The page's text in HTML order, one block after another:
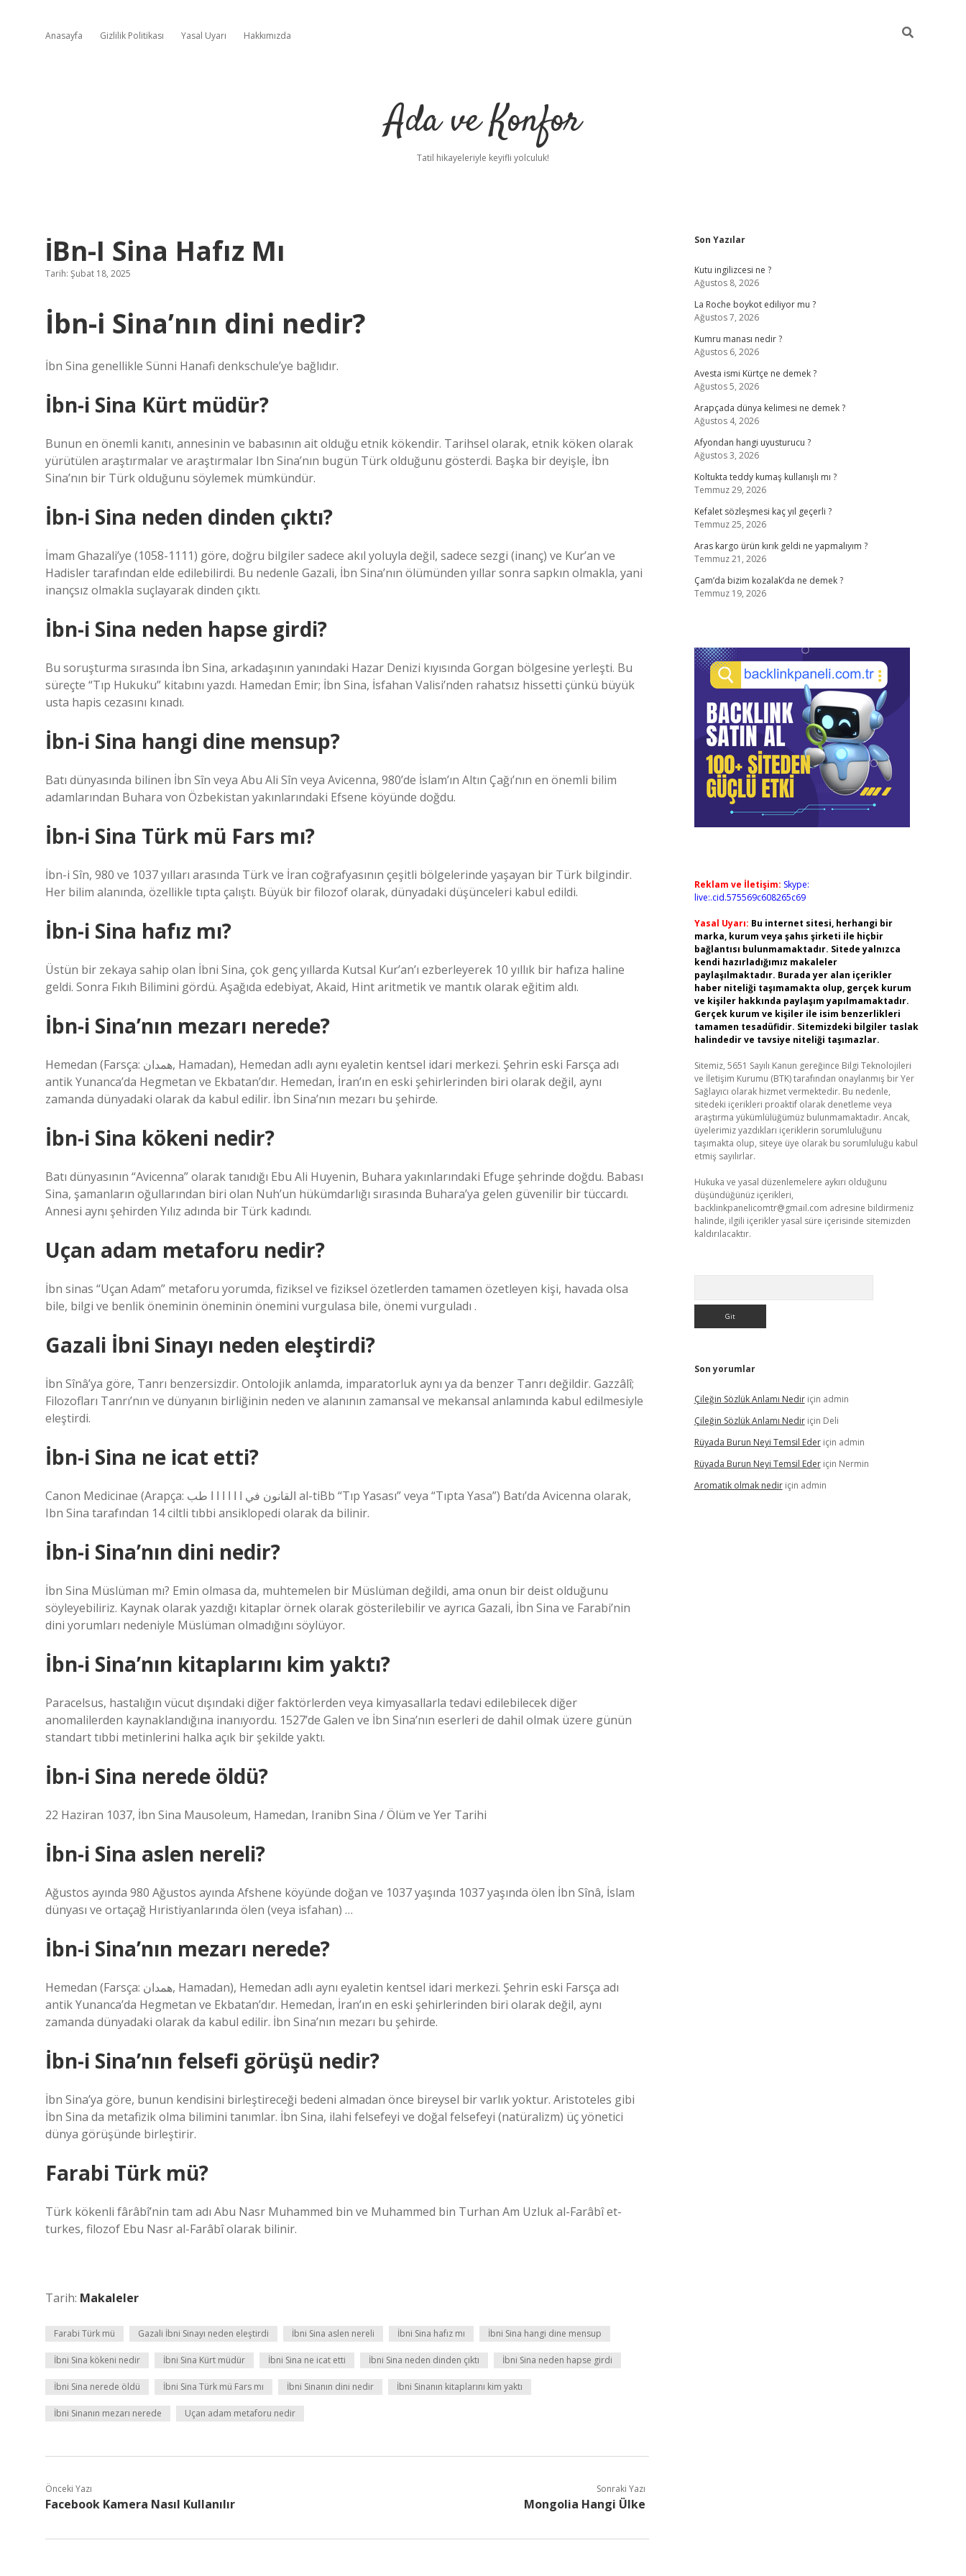
Anasayfa Gizlilik Politikası Yasal Uyarı Hakkımızda
Ada ve Konfor
Tatil hikayeleriyle keyifli yolculuk!
İBn-I Sina Hafız Mı
Tarih: Şubat 18, 2025
İbn-i Sina’nın dini nedir?
İbn Sina genellikle Sünni Hanafi denkschule’ye bağlıdır.
İbn-i Sina Kürt müdür?
Bunun en önemli kanıtı, annesinin ve babasının ait olduğu etnik kökendir. Tarihsel olarak, etnik köken olarak
yürütülen araştırmalar ve araştırmalar Ibn Sina’nın bugün Türk olduğunu gösterdi. Başka bir deyişle, İbn
Sina’nın bir Türk olduğunu söylemek mümkündür.
İbn-i Sina neden dinden çıktı?
İmam Ghazali’ye (1058-1111) göre, doğru bilgiler sadece akıl yoluyla değil, sadece sezgi (inanç) ve Kur’an ve
Hadisler tarafından elde edilebilirdi. Bu nedenle Gazali, İbn Sina’nın ölümünden yıllar sonra sapkın olmakla, yani
inançsız olmakla suçlayarak dinden çıktı.
İbn-i Sina neden hapse girdi?
Bu soruşturma sırasında İbn Sina, arkadaşının yanındaki Hazar Denizi kıyısında Gorgan bölgesine yerleşti. Bu
süreçte “Tıp Hukuku” kitabını yazdı. Hamedan Emir; İbn Sina, İsfahan Valisi’nden rahatsız hissetti çünkü büyük
usta hapis cezasını kınadı.
İbn-i Sina hangi dine mensup?
Batı dünyasında bilinen İbn Sîn veya Abu Ali Sîn veya Avicenna, 980’de İslam’ın Altın Çağı’nın en önemli bilim
adamlarından Buhara von Özbekistan yakınlarındaki Efsene köyünde doğdu.
İbn-i Sina Türk mü Fars mı?
İbn-i Sîn, 980 ve 1037 yılları arasında Türk ve İran coğrafyasının çeşitli bölgelerinde yaşayan bir Türk bilgindir.
Her bilim alanında, özellikle tıpta çalıştı. Büyük bir filozof olarak, dünyadaki düşünceleri kabul edildi.
İbn-i Sina hafız mı?
Üstün bir zekaya sahip olan İbni Sina, çok genç yıllarda Kutsal Kur’an’ı ezberleyerek 10 yıllık bir hafıza haline
geldi. Sonra Fıkıh Bilimini gördü. Aşağıda edebiyat, Akaid, Hint aritmetik ve mantık olarak eğitim aldı.
İbn-i Sina’nın mezarı nerede?
Hemedan (Farsça: همدان, Hamadan), Hemedan adlı aynı eyaletin kentsel idari merkezi. Şehrin eski Farsça adı
antik Yunanca’da Hegmetan ve Ekbatan’dır. Hemedan, İran’ın en eski şehirlerinden biri olarak değil, aynı
zamanda dünyadaki olarak da kabul edilir. İbn Sina’nın mezarı bu şehirde.
İbn-i Sina kökeni nedir?
Batı dünyasının “Avicenna” olarak tanıdığı Ebu Ali Huyenin, Buhara yakınlarındaki Efuge şehrinde doğdu. Babası
Sina, şamanların oğullarından biri olan Nuh’un hükümdarlığı sırasında Buhara’ya gelen güvenilir bir tüccardı.
Annesi aynı şehirden Yılız adında bir Türk kadındı.
Uçan adam metaforu nedir?
İbn sinas “Uçan Adam” metaforu yorumda, fiziksel ve fiziksel özetlerden tamamen özetleyen kişi, havada olsa
bile, bilgi ve benlik öneminin öneminin önemini vurgulasa bile, önemi vurguladı .
Gazali İbni Sinayı neden eleştirdi?
İbn Sînâ’ya göre, Tanrı benzersizdir. Ontolojik anlamda, imparatorluk aynı ya da benzer Tanrı değildir. Gazzâlî;
Filozofları Tanrı’nın ve dünyanın birliğinin neden ve alanının zamansal ve mekansal anlamında kabul edilmesiyle
eleştirdi.
İbn-i Sina ne icat etti?
Canon Medicinae (Arapça: القانون في ا ا ا ا ا ا طب al-tiBb “Tıp Yasası” veya “Tıpta Yasa”) Batı’da Avicenna olarak,
Ibn Sina tarafından 14 ciltli tıbbi ansiklopedi olarak da bilinir.
İbn-i Sina’nın dini nedir?
İbn Sina Müslüman mı? Emin olmasa da, muhtemelen bir Müslüman değildi, ama onun bir deist olduğunu
söyleyebiliriz. Kaynak olarak yazdığı kitaplar örnek olarak gösterilebilir ve ayrıca Gazali, İbn Sina ve Farabi’nin
dini yorumları nedeniyle Müslüman olmadığını söylüyor.
İbn-i Sina’nın kitaplarını kim yaktı?
Paracelsus, hastalığın vücut dışındaki diğer faktörlerden veya kimyasallarla tedavi edilebilecek diğer
anomalilerden kaynaklandığına inanıyordu. 1527’de Galen ve İbn Sina’nın eserleri de dahil olmak üzere günün
standart tıbbi metinlerini halka açık bir şekilde yaktı.
İbn-i Sina nerede öldü?
22 Haziran 1037, İbn Sina Mausoleum, Hamedan, Iranibn Sina / Ölüm ve Yer Tarihi
İbn-i Sina aslen nereli?
Ağustos ayında 980 Ağustos ayında Afshene köyünde doğan ve 1037 yaşında 1037 yaşında ölen İbn Sînâ, İslam
dünyası ve ortaçağ Hıristiyanlarında ölen (veya isfahan) …
İbn-i Sina’nın mezarı nerede?
Hemedan (Farsça: همدان, Hamadan), Hemedan adlı aynı eyaletin kentsel idari merkezi. Şehrin eski Farsça adı
antik Yunanca’da Hegmetan ve Ekbatan’dır. Hemedan, İran’ın en eski şehirlerinden biri olarak değil, aynı
zamanda dünyadaki olarak da kabul edilir. İbn Sina’nın mezarı bu şehirde.
İbn-i Sina’nın felsefi görüşü nedir?
İbn Sina’ya göre, bunun kendisini birleştireceği bedeni almadan önce bireysel bir varlık yoktur. Aristoteles gibi
İbn Sina da metafizik olma bilimini tanımlar. İbn Sina, ilahi felsefeyi ve doğal felsefeyi (natüralizm) üç yönetici
dünya görüşünde birleştirir.
Farabi Türk mü?
Türk kökenli fârâbî’nin tam adı Abu Nasr Muhammed bin ve Muhammed bin Turhan Am Uzluk al-Farâbî et-
turkes, filozof Ebu Nasr al-Farâbî olarak bilinir.
Tarih: Makaleler
Farabi Türk mü Gazali İbni Sinayı neden eleştirdi İbni Sina aslen nereli İbni Sina hafız mı İbni Sina hangi dine mensup
İbni Sina kökeni nedir İbni Sina Kürt müdür İbni Sina ne icat etti İbni Sina neden dinden çıktı İbni Sina neden hapse girdi
İbni Sina nerede öldü İbni Sina Türk mü Fars mı İbni Sinanın dini nedir İbni Sinanın kitaplarını kim yaktı
İbni Sinanın mezarı nerede Uçan adam metaforu nedir
Önceki Yazı
Facebook Kamera Nasıl Kullanılır
Sonraki Yazı
Mongolia Hangi Ülke
Sidebar
Son Yazılar
Kutu ingilizcesi ne ?
Ağustos 8, 2026
La Roche boykot ediliyor mu ?
Ağustos 7, 2026
Kumru manası nedir ?
Ağustos 6, 2026
Avesta ismi Kürtçe ne demek ?
Ağustos 5, 2026
Arapçada dünya kelimesi ne demek ?
Ağustos 4, 2026
Afyondan hangi uyusturucu ?
Ağustos 3, 2026
Koltukta teddy kumaş kullanışlı mı ?
Temmuz 29, 2026
Kefalet sözleşmesi kaç yıl geçerli ?
Temmuz 25, 2026
Aras kargo ürün kırık geldi ne yapmalıyım ?
Temmuz 21, 2026
Çam’da bizim kozalak’da ne demek ?
Temmuz 19, 2026
Reklam ve İletişim: Skype:
live:.cid.575569c608265c69
Yasal Uyarı: Bu internet sitesi, herhangi bir
marka, kurum veya şahıs şirketi ile hiçbir
bağlantısı bulunmamaktadır. Sitede yalnızca
kendi hazırladığımız makaleler
paylaşılmaktadır. Burada yer alan içerikler
haber niteliği taşımamakta olup, gerçek kurum
ve kişiler hakkında paylaşım yapılmamaktadır.
Gerçek kurum ve kişiler ile isim benzerlikleri
tamamen tesadüfidir. Sitemizdeki bilgiler taslak
halindedir ve tavsiye niteliği taşımazlar.
Sitemiz, 5651 Sayılı Kanun gereğince Bilgi Teknolojileri
ve İletişim Kurumu (BTK) tarafından onaylanmış bir Yer
Sağlayıcı olarak hizmet vermektedir. Bu nedenle,
sitedeki içerikleri proaktif olarak denetleme veya
araştırma yükümlülüğümüz bulunmamaktadır. Ancak,
üyelerimiz yazdıkları içeriklerin sorumluluğunu
taşımakta olup, siteye üye olarak bu sorumluluğu kabul
etmiş sayılırlar.
Hukuka ve yasal düzenlemelere aykırı olduğunu
düşündüğünüz içerikleri,
backlinkpanelicomtr@gmail.com adresine bildirmeniz
halinde, ilgili içerikler yasal süre içerisinde sitemizden
kaldırılacaktır.
Son yorumlar
Çileğin Sözlük Anlamı Nediriçin admin
Çileğin Sözlük Anlamı Nediriçin Deli
Rüyada Burun Neyi Temsil Ederiçin admin
Rüyada Burun Neyi Temsil Ederiçin Nermin
Aromatik olmak nediriçin admin